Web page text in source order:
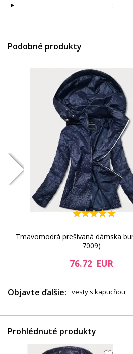
:
Podobné produkty
Tmavomodrá prešívaná dámska
7009)
76.72 EUR
Objavte ďalšie: vesty s kapucňou
Prohlédnuté produkty